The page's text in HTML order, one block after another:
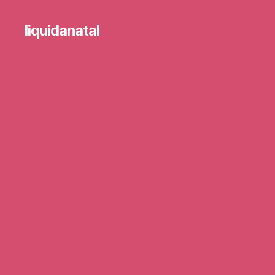
liquidanatal